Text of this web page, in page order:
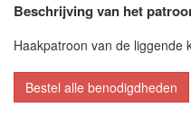
Beschrijving van het
Haakpatroon van de liggende
Bestel alle benodigdheden